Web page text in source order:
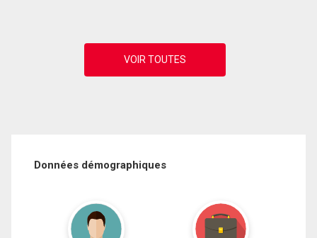
Données démographiques